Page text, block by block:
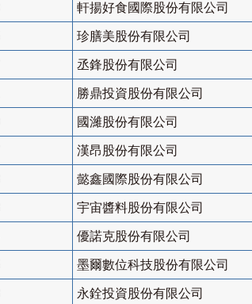
軒揚好食國際股份有限公司
珍膳美股份有限公司
丞鋒股份有限公司
勝鼎投資股份有限公司
國濰股份有限公司
漢昂股份有限公司
懿鑫國際股份有限公司
宇宙醬料股份有限公司
優諾克股份有限公司
墨爾數位科技股份有限公司
永銓投資股份有限公司